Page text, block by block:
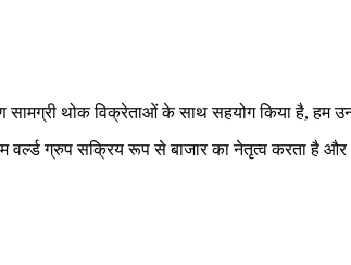
सामग्री थोक विक्रेताओं के साथ सहयोग किया है, हम
वर्ल्ड ग्रुप सक्रिय रूप से बाजार का नेतृत्व करता